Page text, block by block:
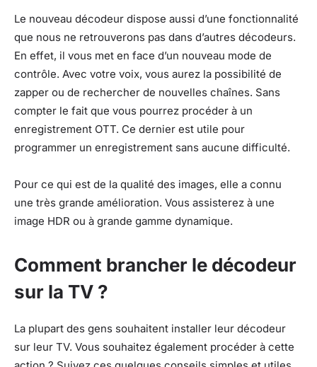
Le nouveau décodeur dispose aussi d’une fonctionnalité
que nous ne retrouverons pas dans d’autres décodeurs.
En effet, il vous met en face d’un nouveau mode de
contrôle. Avec votre voix, vous aurez la possibilité de
zapper ou de rechercher de nouvelles chaînes. Sans
compter le fait que vous pourrez procéder à un
enregistrement OTT. Ce dernier est utile pour
programmer un enregistrement sans aucune difficulté.
Pour ce qui est de la qualité des images, elle a connu
une très grande amélioration. Vous assisterez à une
image HDR ou à grande gamme dynamique.
Comment brancher le décodeur
sur la TV ?
La plupart des gens souhaitent installer leur décodeur
sur leur TV. Vous souhaitez également procéder à cette